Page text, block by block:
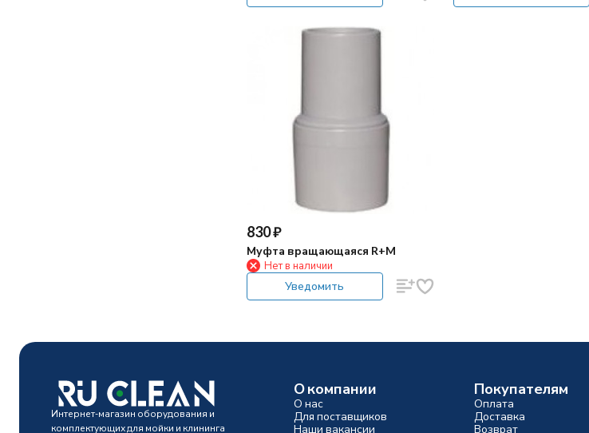
830₽
Муфта вращающаяся R+M
Нет в наличии
Уведомить
Интернет-магазин оборудования и
комплектующих для мойки и клининга
О компании
О нас
Для поставщиков
Наши вакансии
Покупателям
Оплата
Доставка
Возврат